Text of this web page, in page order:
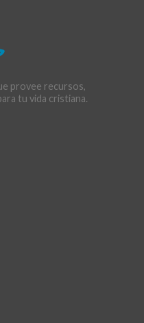
provee recursos,
tu vida cristiana.